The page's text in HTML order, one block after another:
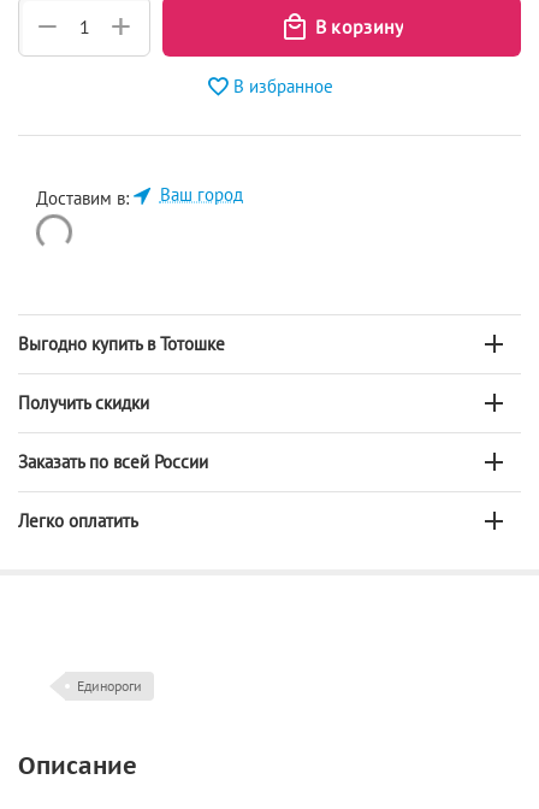
+
−
В избранное
Доставим в: Ваш город
Выгодно купить в Тотошке
Получить скидки
Заказать по всей России
Легко оплатить
Единороги
Описание